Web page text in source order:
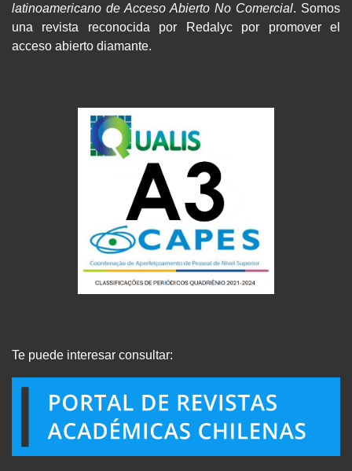
latinoamericano de Acceso Abierto No Comercial. Somos
una revista reconocida por Redalyc por promover el
acceso abierto diamante.
Te puede interesar consultar: